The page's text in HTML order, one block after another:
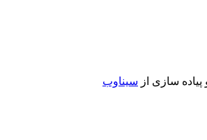
سازی از سیناوب